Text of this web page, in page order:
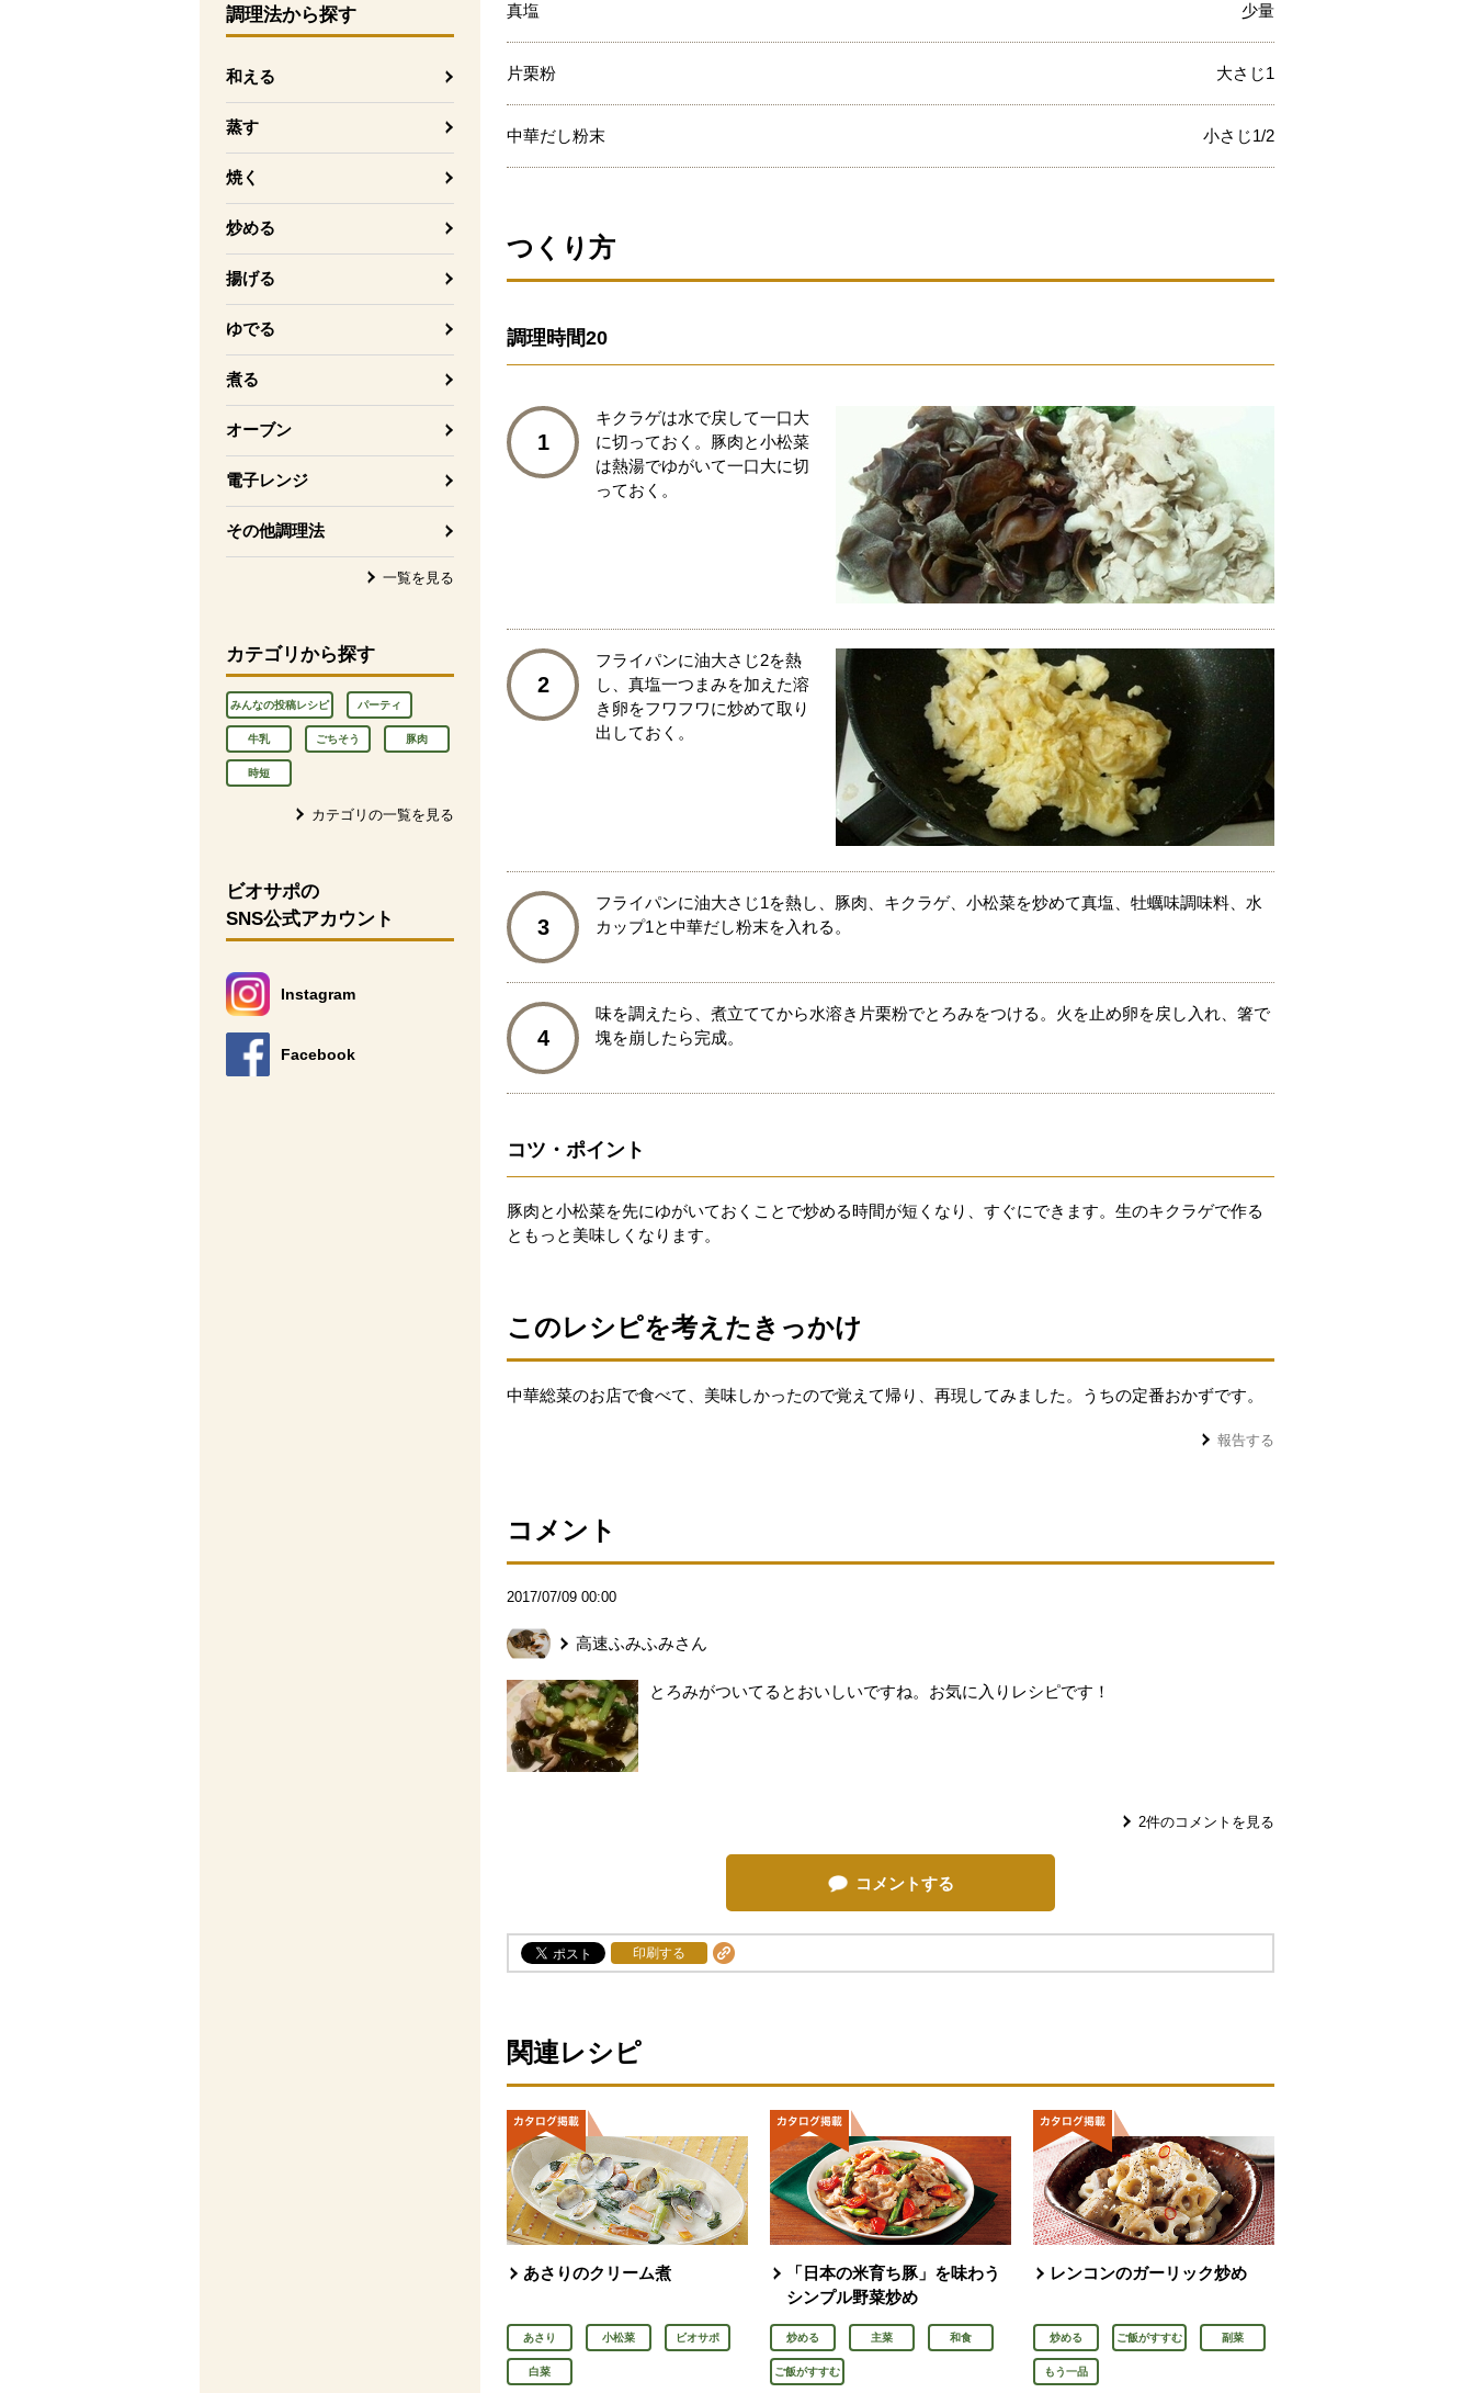
調理法から探す
和える
蒸す
焼く
炒める
揚げる
ゆでる
煮る
オーブン
電子レンジ
その他調理法
一覧を見る
カテゴリから探す
みんなの投稿レシピ パーティ
牛乳 ごちそう 豚肉
時短
カテゴリの一覧を見る
ビオサポの
SNS公式アカウント
Instagram
別のウィンドウで開きます。
Facebook
別のウィンドウで開きます。
真塩 少量
片栗粉 大さじ1
中華だし粉末 小さじ1/2
つくり方
調理時間20
1
キクラゲは水で戻して一口大
に切っておく。豚肉と小松菜
は熱湯でゆがいて一口大に切
っておく。
2
フライパンに油大さじ2を熱
し、真塩一つまみを加えた溶
き卵をフワフワに炒めて取り
出しておく。
3
フライパンに油大さじ1を熱し、豚肉、キクラゲ、小松菜を炒めて真塩、牡蠣味調味料、水
カップ1と中華だし粉末を入れる。
4
味を調えたら、煮立ててから水溶き片栗粉でとろみをつける。火を止め卵を戻し入れ、箸で
塊を崩したら完成。
コツ・ポイント
豚肉と小松菜を先にゆがいておくことで炒める時間が短くなり、すぐにできます。生のキクラゲで作る
ともっと美味しくなります。
このレシピを考えたきっかけ
中華総菜のお店で食べて、美味しかったので覚えて帰り、再現してみました。うちの定番おかずです。
報告する
コメント
2017/07/09 00:00
高速ふみふみさん
とろみがついてるとおいしいですね。お気に入りレシピです！
2件のコメントを見る
コメントする
印刷する
関連レシピ
あさりのクリーム煮
あさり 小松菜 ビオサポ
白菜
「日本の米育ち豚」を味わう
シンプル野菜炒め
炒める 主菜 和食
ご飯がすすむ
レンコンのガーリック炒め
炒める ご飯がすすむ 副菜
もう一品